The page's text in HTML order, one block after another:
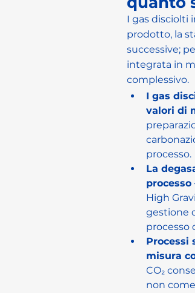
I gas disciolti
prodotto, la
successive;
integrata in
complessivo.
I gas
valori di
processo.
La
processo
High
gestione
processo
Processi
misura
CO₂
non